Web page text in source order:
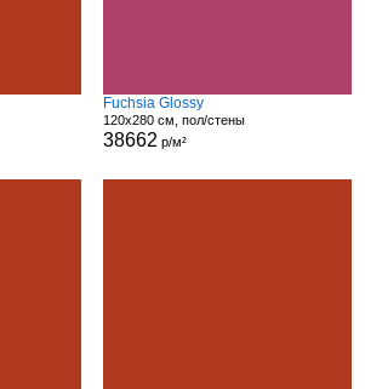
Fuchsia Glossy
120x280 см, пол/стены
38662 р/м²